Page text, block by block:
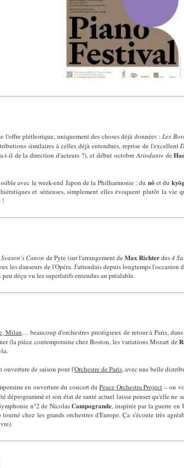
l'offre pléthorique, uniquement des choses déjà données :Les
similaires à celles déjà entendues, reprise de l'excellent
t-il de la direction d'acteurs ?), et début octobreAriodante de
avec le week-end Japon de la Philharmonie : du nôet du
et sérieuses, simplement elles évoquent plutôt la
!
Season's Canon de Pyte (sur l'arrangement deMax Richterdes4
les danseurs de l'Opéra. J'attendais depuis longtemps
déçu vu les superlatifs entendus au préalable.
Milan… beaucoup d'orchestres prestigieux de retour à Paris,
(la pièce contemporaine chez Boston, les variations Mozart de
ouverture de saison pour l'Orchestre de Paris, avec une belle
en ouverture du concert duPeace Orchestra Project – on
déprogrammé et son état de santé actuel laisse penser qu'elle ne
n°2 de NicolasCampogrande, inspirée par la guerre
chez les grands orchestres d'Europe. Ça s'écoute très